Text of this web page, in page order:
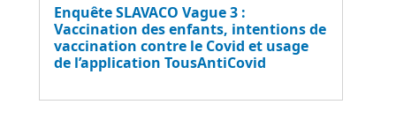
Enquête SLAVACO Vague 3 :
Vaccination des enfants, intentions de
vaccination contre le Covid et usage
de l’application TousAntiCovid